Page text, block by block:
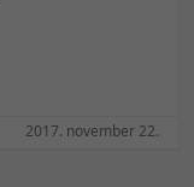
2017. november 22.